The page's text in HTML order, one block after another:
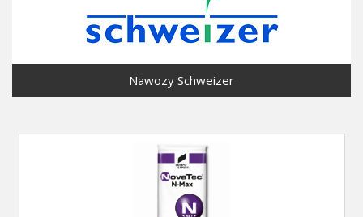
Nawozy Schweizer